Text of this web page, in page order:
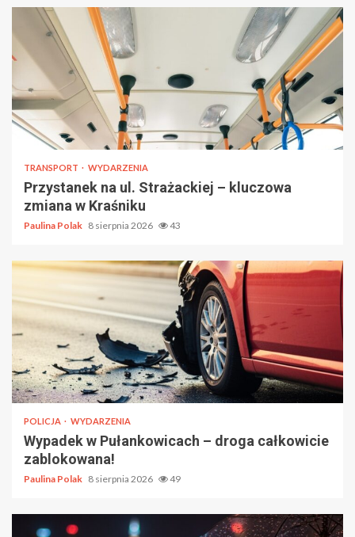
TRANSPORT WYDARZENIA
Przystanek na ul. Strażackiej – kluczowa
zmiana w Kraśniku
Paulina Polak 8 sierpnia 2026 43
POLICJA WYDARZENIA
Wypadek w Pułankowicach – droga całkowicie
zablokowana!
Paulina Polak 8 sierpnia 2026 49